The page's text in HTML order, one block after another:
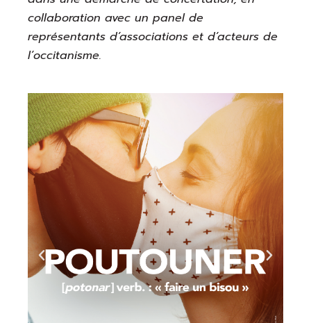
collaboration avec un panel de
représentants d’associations et d’acteurs de
l’occitanisme.